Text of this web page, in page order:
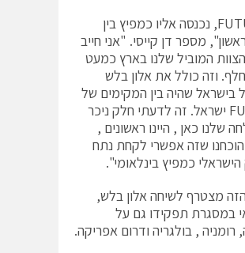
ש FUTURE, נכנסה אליו כמפיץ בין
מספר דן קייסי. "אני חייב
המוביל שלנו בארץ כמעט
וזה כולל את אלון בלש
בישראל שהיה בין המקימים של
FUTURE ישראל. זה לדעתי חלק ניכר
שלנו כאן , היינו ראשונים ,
שזה אפשרי לקחת נתח
כמפיץ בינלאומי".
מצטרף לשיחה אלון בלש,
במסגרת תפקידו גם על
רומניה , בולגריה ודרום אפריקה.